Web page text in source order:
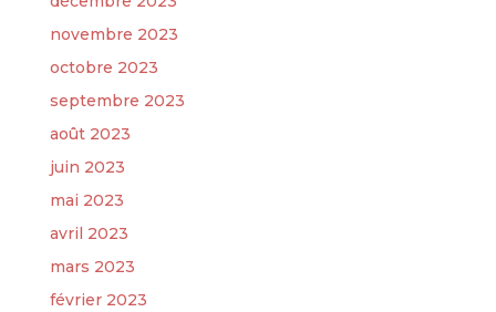
novembre 2023
octobre 2023
septembre 2023
août 2023
juin 2023
mai 2023
avril 2023
mars 2023
février 2023